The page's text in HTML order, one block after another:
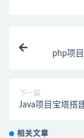
php项
下一篇
Java项目宝塔搭
相关文章